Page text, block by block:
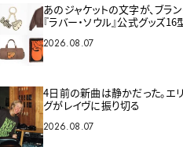
あのジャケットの文字が、ブラン
『ラバー・ソウル』公式グッズ
2026.08.07
4日前の新曲は静かだった。エ
グがレイヴに振り切る
2026.08.07